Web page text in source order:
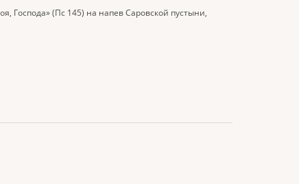
Господа» (Пс 145) на напев Саровской пустыни,